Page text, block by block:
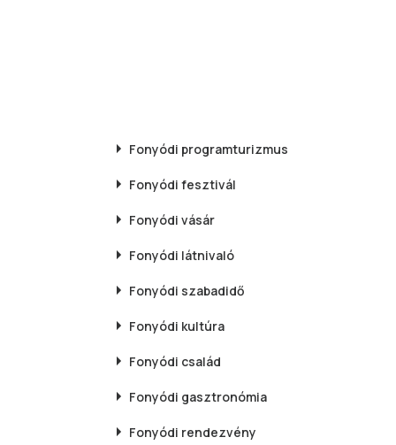
Fonyódi programturizmus
Fonyódi fesztivál
Fonyódi vásár
Fonyódi látnivaló
Fonyódi szabadidő
Fonyódi kultúra
Fonyódi család
Fonyódi gasztronómia
Fonyódi rendezvény